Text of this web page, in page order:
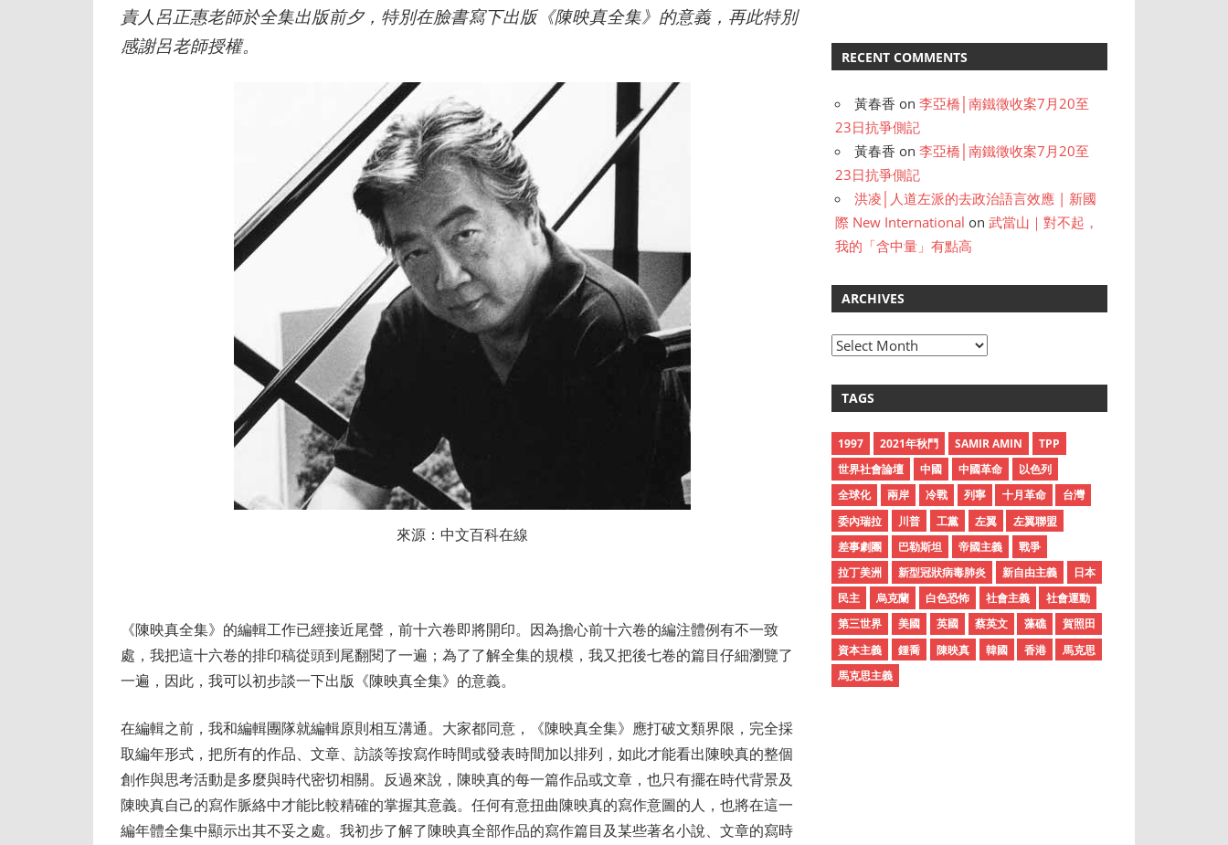
責人呂正惠老師於全集出版前夕，特別在臉書寫下出版《陳映真全集》的意義，再此特別
感謝呂老師授權。
來源：中文百科在線
《陳映真全集》的編輯工作已經接近尾聲，前十六卷即將開印。因為擔心前十六卷的編注體例有不一致
處，我把這十六卷的排印稿從頭到尾翻閱了一遍；為了了解全集的規模，我又把後七卷的篇目仔細瀏覽了
一遍，因此，我可以初步談一下出版《陳映真全集》的意義。
在編輯之前，我和編輯團隊就編輯原則相互溝通。大家都同意，《陳映真全集》應打破文類界限，完全採
取編年形式，把所有的作品、文章、訪談等按寫作時間或發表時間加以排列，如此才能看出陳映真的整個
創作與思考活動是多麼與時代密切相關。反過來說，陳映真的每一篇作品或文章，也只有擺在時代背景及
陳映真自己的寫作脈絡中才能比較精確的掌握其意義。任何有意扭曲陳映真的寫作意圖的人，也將在這一
編年體全集中顯示出其不妥之處。我初步了解了陳映真全部作品的寫作篇目及某些著名小說、文章的寫時
RECENT COMMENTS
黃春香 on李亞橋│南鐵徵收案7月20至
23日抗爭側記
黃春香 on李亞橋│南鐵徵收案7月20至
23日抗爭側記
洪凌│人道左派的去政治語言效應 | 新國
際 New International on武當山｜對不起，
我的「含中量」有點高
ARCHIVES
A
h
v
e
s
TAGS
1997 2021年秋鬥 SAMIR AMIN
TPP
世界社會論壇
中國 中國革命
以色列
全球化
兩岸 冷戰 列寧 十月革命
台灣
委內瑞拉
川普 工黨 左翼
左翼聯盟
差事劇團
巴勒斯坦 帝國主義
戰爭
拉丁美洲
新型冠狀病毒肺炎 新自由主義
日本
民主
烏克蘭 白色恐怖 社會主義
社會運動
第三世界
美國 英國 蔡英文 藻礁
賀照田
資本主義
鍾喬 陳映真 韓國 香港
馬克思
馬克思主義